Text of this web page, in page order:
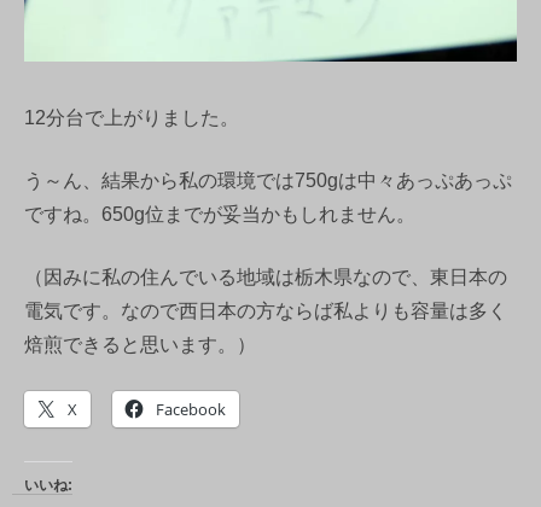
12分台で上がりました。
う～ん、結果から私の環境では750gは中々あっぷあっぷ
ですね。650g位までが妥当かもしれません。
（因みに私の住んでいる地域は栃木県なので、東日本の
電気です。なので西日本の方ならば私よりも容量は多く
焙煎できると思います。）
X Facebook
いいね: